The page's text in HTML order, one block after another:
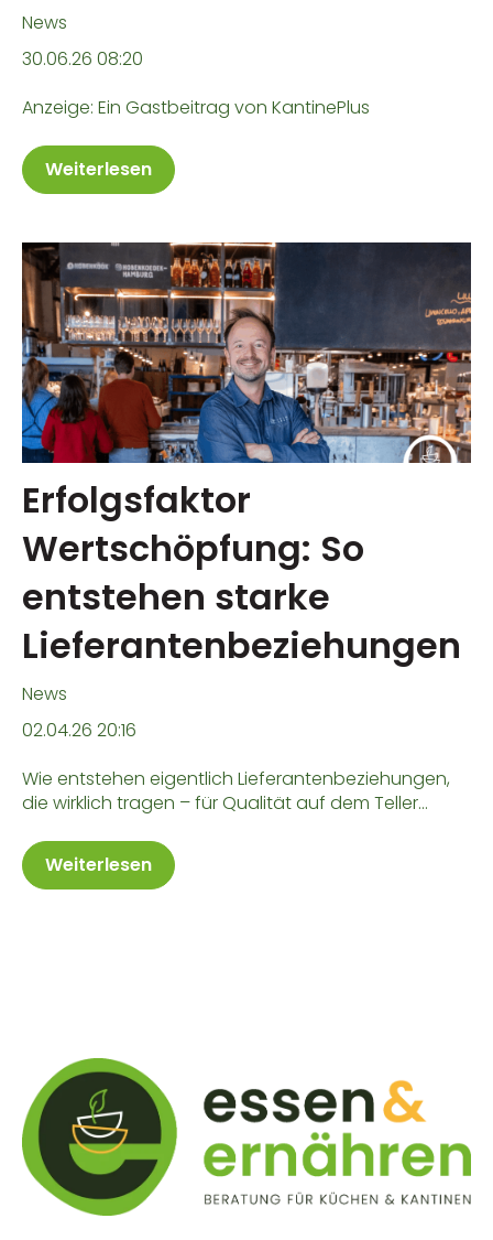
News
30.06.26 08:20
Anzeige: Ein Gastbeitrag von KantinePlus
Weiterlesen
Erfolgsfaktor
Wertschöpfung: So
entstehen starke
Lieferantenbeziehungen
News
02.04.26 20:16
Wie entstehen eigentlich Lieferantenbeziehungen,
die wirklich tragen – für Qualität auf dem Teller...
Weiterlesen